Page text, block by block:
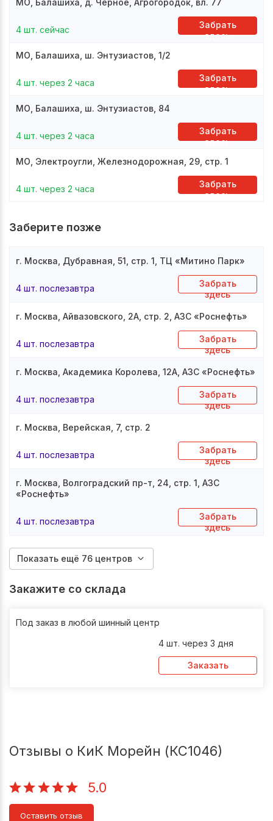
4 шт. сейчас
Забрать
здесь
МО, Балашиха, ш. Энтузиастов, 1/2
4 шт. через 2 часа
Забрать
здесь
МО, Балашиха, ш. Энтузиастов, 84
4 шт. через 2 часа
Забрать
здесь
МО, Электроугли, Железнодорожная, 29, стр. 1
4 шт. через 2 часа
Забрать
здесь
Заберите позже
г. Москва, Дубравная, 51, стр. 1, ТЦ «Митино Парк»
4 шт. послезавтра
Забрать
здесь
г. Москва, Айвазовского, 2А, стр. 2, АЗС «Роснефть»
4 шт. послезавтра
Забрать
здесь
г. Москва, Академика Королева, 12А, АЗС «Роснефть»
4 шт. послезавтра
Забрать
здесь
г. Москва, Верейская, 7, стр. 2
4 шт. послезавтра
Забрать
здесь
г. Москва, Волгоградский пр-т, 24, стр. 1, АЗС
«Роснефть»
4 шт. послезавтра
Забрать
здесь
Показать ещё 76 центров
Закажите со склада
Под заказ в любой шинный центр
4 шт. через 3 дня
Заказать
Отзывы о КиК Морейн (КС1046)
5.0
Оставить отзыв